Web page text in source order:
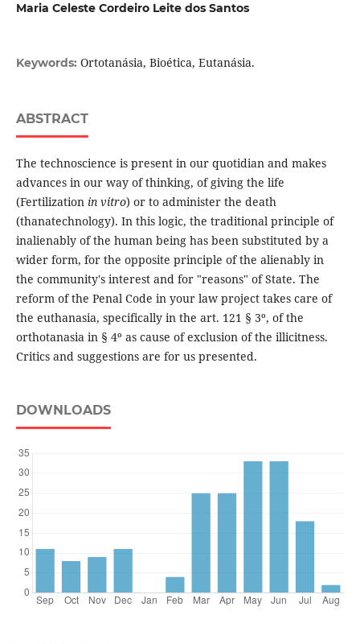
Maria Celeste Cordeiro Leite dos Santos
Keywords: Ortotanásia, Bioética, Eutanásia.
ABSTRACT
The technoscience is present in our quotidian and makes
advances in our way of thinking, of giving the life
(Fertilization in vitro) or to administer the death
(thanatechnology). In this logic, the traditional principle of
inalienably of the human being has been substituted by a
wider form, for the opposite principle of the alienably in
the community's interest and for "reasons" of State. The
reform of the Penal Code in your law project takes care of
the euthanasia, specifically in the art. 121 § 3º, of the
orthotanasia in § 4º as cause of exclusion of the illicitness.
Critics and suggestions are for us presented.
DOWNLOADS